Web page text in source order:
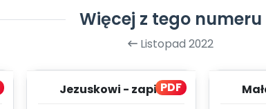
Więcej z tego numeru
Listopad 2022
PDF
Jezuskowi - zapis